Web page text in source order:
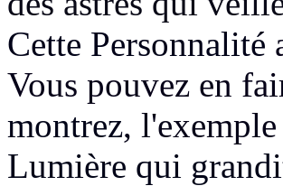
Cette Personnalité
Vous pouvez en
montrez,
Lumière qui